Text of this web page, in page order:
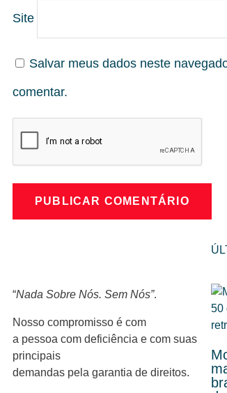
Site
Salvar meus dados neste
comentar.
“Nada Sobre Nós. Sem Nós”.
Nosso compromisso é com
a pessoa com deficiência e com suas
principais
demandas pela garantia de direitos.